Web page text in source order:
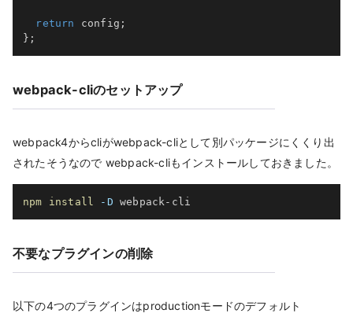
return config ;
} ;
webpack-cliのセットアップ
webpack4からcliがwebpack-cliとして別パッケージにくくり出
されたそうなので webpack-cliもインストールしておきました。
npm install -D webpack-cli
不要なプラグインの削除
以下の4つのプラグインはproductionモードのデフォルト